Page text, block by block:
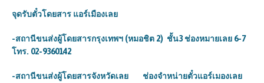
จุดรับตั๋วโดยสาร แอร์เมืองเลย
-สถานีขนส่งผู้โดยสารกรุงเทพฯ (หมอชิต 2) ชั้น3 ช่องหมายเลย 6-7
โทร. 02-9360142
-สถานีขนส่งผู้โดยสารจังหวัดเลย ช่องจำหน่ายตั๋วแอร์เมองเลย